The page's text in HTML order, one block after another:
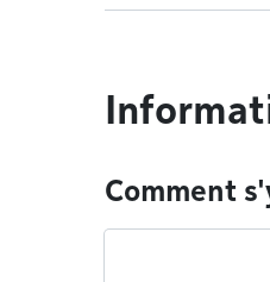
Comment